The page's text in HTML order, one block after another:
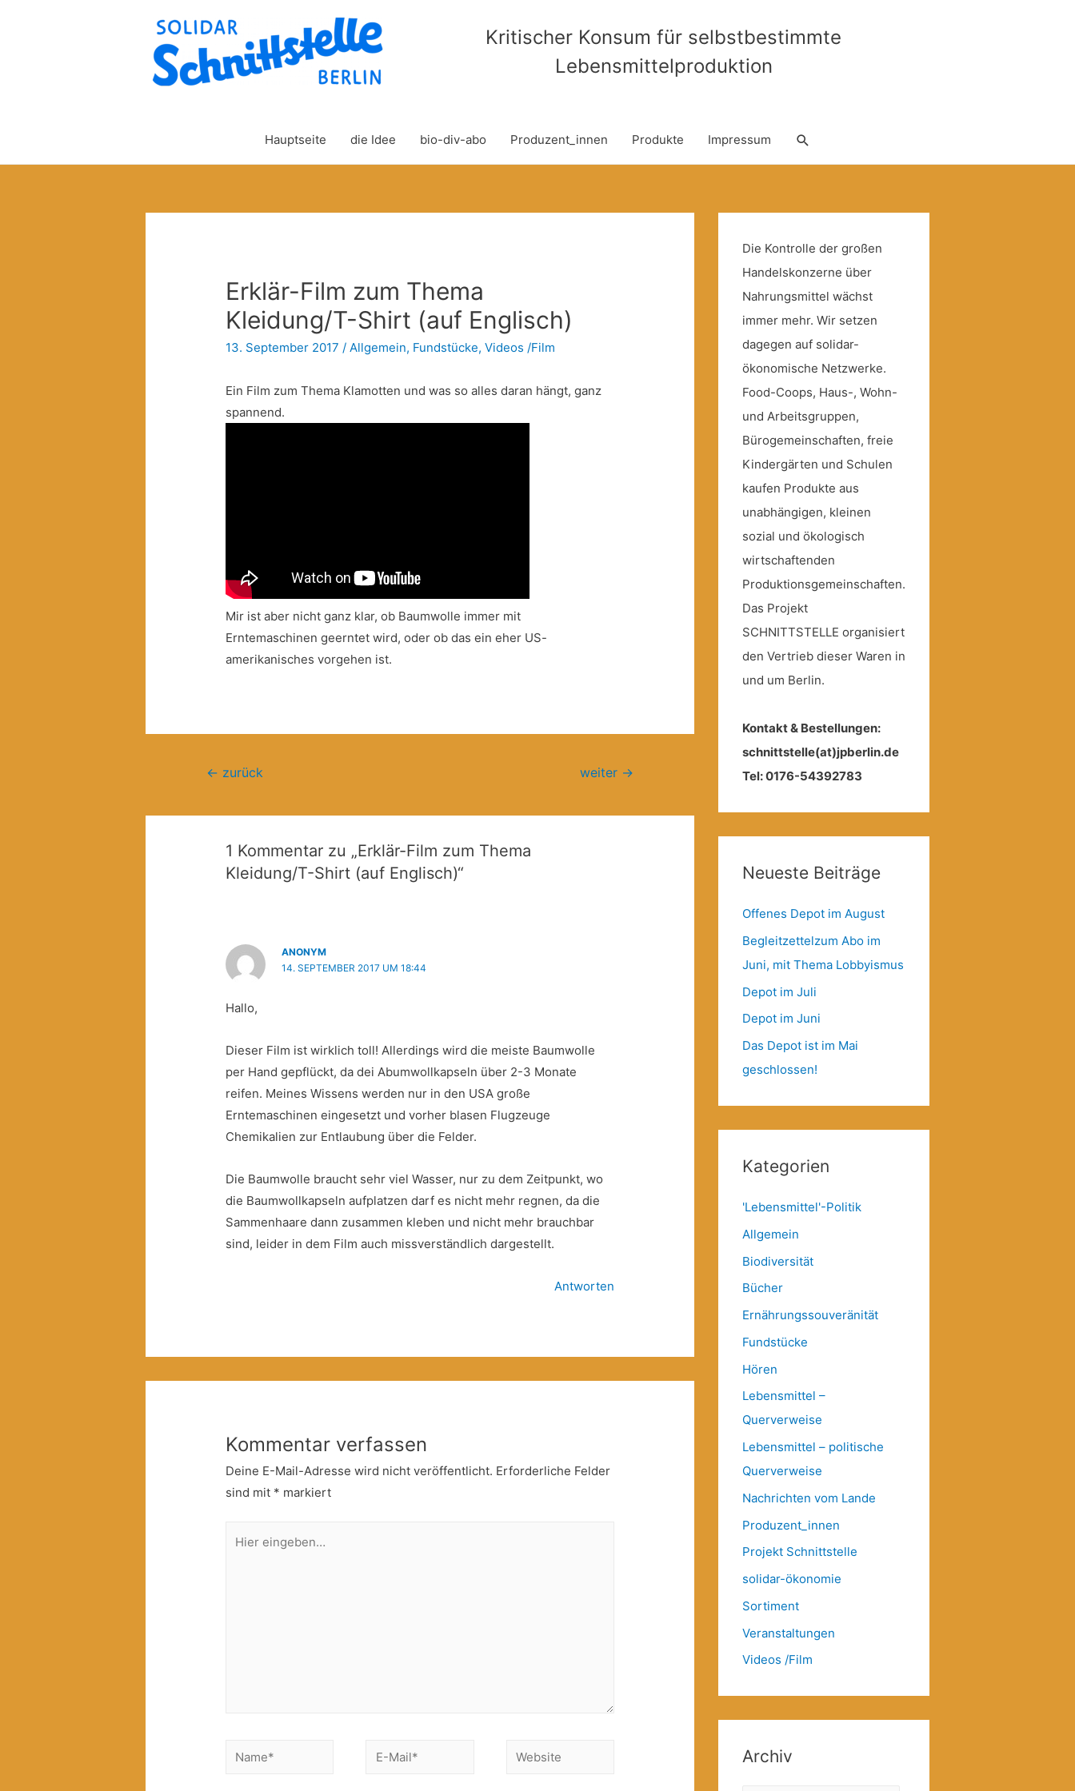
Kritischer Konsum für selbstbestimmte
Lebensmittelproduktion
Hauptseite die Idee bio-div-abo Produzent_innen Produkte Impressum Suche
Erklär-Film zum Thema
Kleidung/T-Shirt (auf Englisch)
13. September 2017 /Allgemein, Fundstücke,Videos /Film
Ein Film zum Thema Klamotten und was so alles daran hängt, ganz
spannend.
Mir ist aber nicht ganz klar, ob Baumwolle immer mit
Erntemaschinen geerntet wird, oder ob das ein eher US-
amerikanisches vorgehen ist.
Beitragsnavigation
← zurück weiter →
1 Kommentar zu „Erklär-Film zum Thema
Kleidung/T-Shirt (auf Englisch)“
ANONYM
14. SEPTEMBER 2017 UM 18:44
Hallo,
Dieser Film ist wirklich toll! Allerdings wird die meiste Baumwolle
per Hand gepflückt, da dei Abumwollkapseln über 2-3 Monate
reifen. Meines Wissens werden nur in den USA große
Erntemaschinen eingesetzt und vorher blasen Flugzeuge
Chemikalien zur Entlaubung über die Felder.
Die Baumwolle braucht sehr viel Wasser, nur zu dem Zeitpunkt, wo
die Baumwollkapseln aufplatzen darf es nicht mehr regnen, da die
Sammenhaare dann zusammen kleben und nicht mehr brauchbar
sind, leider in dem Film auch missverständlich dargestellt.
Antworten
Kommentar verfassen
Deine E-Mail-Adresse wird nicht veröffentlicht. Erforderliche Felder
sind mit * markiert
eingeben…
Name*
E-
Website
Die Kontrolle der großen
Handelskonzerne über
Nahrungsmittel wächst
immer mehr. Wir setzen
dagegen auf solidar-
ökonomische Netzwerke.
Food-Coops, Haus-, Wohn-
und Arbeitsgruppen,
Bürogemeinschaften, freie
Kindergärten und Schulen
kaufen Produkte aus
unabhängigen, kleinen
sozial und ökologisch
wirtschaftenden
Produktionsgemeinschaften.
Das Projekt
SCHNITTSTELLE organisiert
den Vertrieb dieser Waren in
und um Berlin.
Kontakt & Bestellungen:
schnittstelle(at)jpberlin.de
Tel: 0176-54392783
Neueste Beiträge
Offenes Depot im August
Begleitzettelzum Abo im
Juni, mit Thema Lobbyismus
Depot im Juli
Depot im Juni
Das Depot ist im Mai
geschlossen!
Kategorien
'Lebensmittel'-Politik
Allgemein
Biodiversität
Bücher
Ernährungssouveränität
Fundstücke
Hören
Lebensmittel –
Querverweise
Lebensmittel – politische
Querverweise
Nachrichten vom Lande
Produzent_innen
Projekt Schnittstelle
solidar-ökonomie
Sortiment
Veranstaltungen
Videos /Film
Archiv